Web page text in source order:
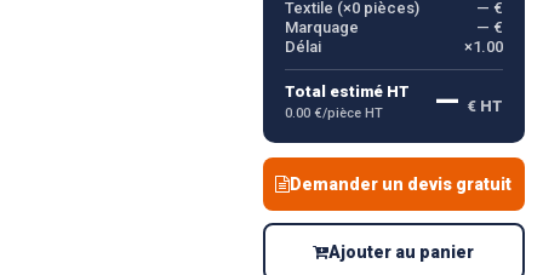
Textile (×0pièces)
— €
Marquage
— €
Délai
×1.00
Total estimé HT
0.00 €/pièce HT — € HT
Demander un devis gratuit
Ajouter au panier